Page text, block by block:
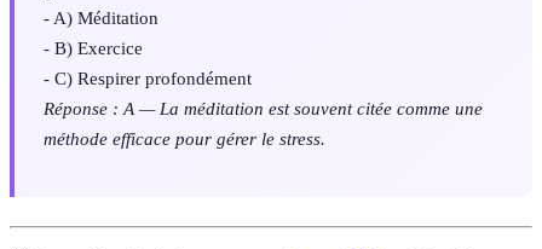
- A) Méditation
- B) Exercice
- C) Respirer profondément
Réponse : A — La méditation est souvent citée comme une
méthode efficace pour gérer le stress.